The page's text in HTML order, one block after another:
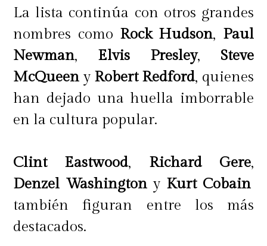
La lista continúa con otros grandes
nombres como Rock Hudson, Paul
Newman, Elvis Presley, Steve
McQueen yRobert Redford, quienes
han dejado una huella imborrable
en la cultura popular.
Clint Eastwood, Richard Gere,
Denzel WashingtonyKurt Cobain
también figuran entre los más
destacados.